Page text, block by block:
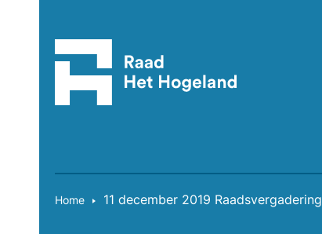
Home 11 december 2019 Raadsvergadering